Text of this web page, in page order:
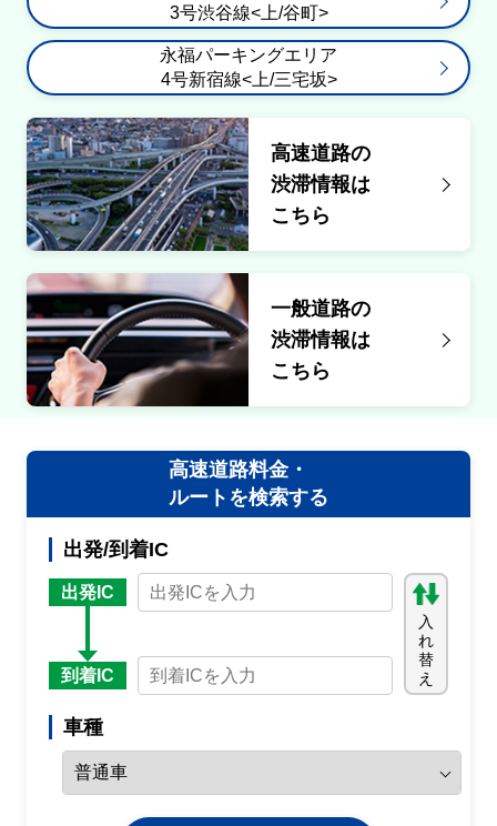
通行止・規制の情報はありません。
9号深川線<上/箱崎>
通行止・規制の情報はありません。
9号深川線<下/辰巳>
通行止・規制の情報はありません。
10号晴海線<下/東雲>
通行止・規制の情報はありません。
10号晴海線<上/晴海>
中央環状線<内回>
規制
葛西ＪＣＴ付近→清新町付近
内容
原因
工事
中央環状線<外回>
3号渋谷線<上/谷町>
永福パーキングエリア
4号新宿線<上/三宅坂>
高速道路の
渋滞情報は
こちら
一般道路の
渋滞情報は
こちら
高速道路料金・
ルートを検索する
出発/到着IC
出発IC
到着IC
入
れ
替
え
車種